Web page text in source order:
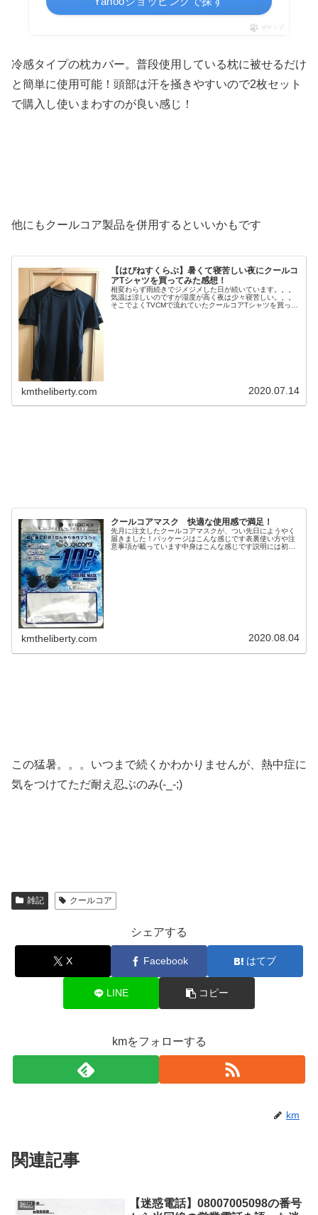
ポチップ
冷感タイプの枕カバー。普段使用している枕に被せるだけ
と簡単に使用可能！頭部は汗を掻きやすいので2枚セット
で購入し使いまわすのが良い感じ！
他にもクールコア製品を併用するといいかもです
【はぴねすくらぶ】暑くて寝苦しい夜にクールコ
アTシャツを買ってみた感想！
相変わらず雨続きでジメジメした日が続いています。。。
気温は涼しいのですが湿度が高く夜は少々寝苦しい。。。
そこでよくTVCMで流れていたクールコアTシャツを買って
kmtheliberty.com 2020.07.14
クールコアマスク 快適な使用感で満足！
先月に注文したクールコアマスクが、つい先日にようやく
届きました！パッケージはこんな感じです表裏使い方や注
意事項が載っています中身はこんな感じです説明には初め
kmtheliberty.com 2020.08.04
この猛暑。。。いつまで続くかわかりませんが、熱中症に
気をつけてただ耐え忍ぶのみ(-_-;)
雑記 クールコア
シェアする
X Facebook はてブ
LINE コピー
kmをフォローする
km
関連記事
雑記
【迷惑電話】08007005098の番号